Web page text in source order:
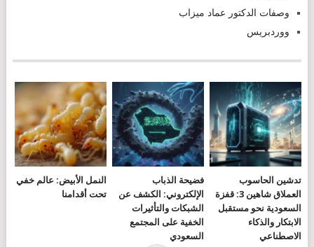
وصفات الدكتور عماد ميزاب
ووردبريس
تدشين الحاسوب
العملاق شاهين 3: قفزة
السعودية نحو مستقبل
الابتكار والذكاء
الاصطناعي
فضيحة الذباب
الإلكتروني: الكشف عن
الشبكات والتأثيرات
الخفية على المجتمع
السعودي
النمل الأبيض: عالم خفي
تحت أقدامنا